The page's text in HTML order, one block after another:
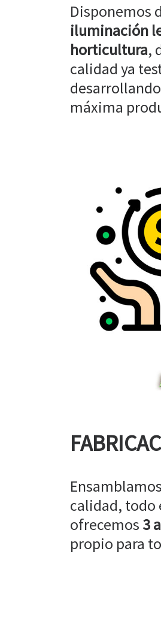
Disponemos
iluminación
horticultura,
calidad ya
máxima
calidad, todo
ofrecemos 3
propio para